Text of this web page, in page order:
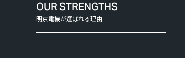
OUR STRENGTHS
明京電機が選ばれる理由